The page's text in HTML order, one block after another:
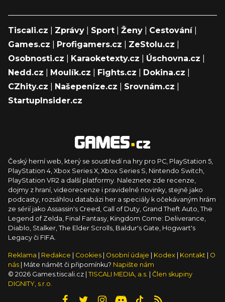
Tiscali.cz Zprávy Sport Ženy Cestování|
Games.cz
Profigamers.cz ZeStolu.cz
Osobnosti.cz
Karaoketexty.cz Úschovna.cz
Nedd.cz
Moulík.cz Fights.cz Dokina.cz
CZhity.cz
Našepeníze.cz Srovnám.cz
StartupInsider.cz
Český herní web, který se soustředí na hry pro PC, PlayStation 5,
PlayStation 4, Xbox Series X, Xbox Series S, Nintendo Switch,
PlayStation VR2 a další platformy. Naleznete zde recenze,
dojmy z hraní, videorecenze i pravidelné novinky, stejně jako
podcasty, rozsáhlou databázi her a speciály k očekávaným hrám
ze sérií jako Assassin's Creed, Call of Duty, Grand Theft Auto, The
Legend of Zelda, Final Fantasy, Kingdom Come: Deliverance,
Diablo, Stalker, The Elder Scrolls, Baldur's Gate, Hogwart's
Legacy či FIFA.
Reklama Redakce Cookies Osobní údaje Kodex Kontakt
O
nás
| Máte námět či připomínku? Napište nám
© 2026 Games.tiscali.cz | TISCALI MEDIA, a.s.
Člen skupiny
DIGNITY, s.r.o.